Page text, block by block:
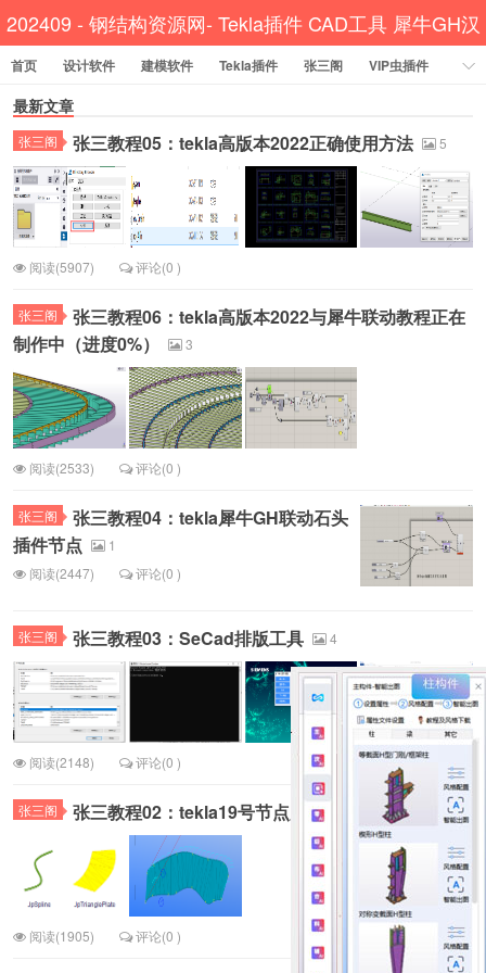
202409 - 钢结构资源网- Tekla插件 CAD工具 犀牛GH汉
化
首页 设计软件 建模软件 Tekla插件 张三阁
VIP虫插件
CAD插件
资讯教程
工程模型 关于网站
最新文章
张三阁 张三教程05：tekla高版本2022正确使用方法 5
阅读(5907) 评论(0 )
张三阁
张三教程06：tekla高版本2022与犀牛联动教程正在
制作中（进度0%）
3
阅读(2533) 评论(0 )
张三阁
张三教程04：tekla犀牛GH联动石头
插件节点
1
阅读(2447)
评论(0 )
张三阁 张三教程03：SeCad排版工具 4
阅读(2148) 评论(0 )
张三阁 张三教程02：tekla19号节点用法之二 2
阅读(1905) 评论(0 )